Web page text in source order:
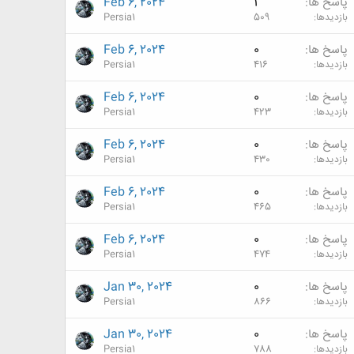
بازدیدها 509
Persia1
پاسخ ها 0
بازدیدها 416
Feb 6, 2024
Persia1
پاسخ ها 0
بازدیدها 423
Feb 6, 2024
Persia1
پاسخ ها 0
بازدیدها 430
Feb 6, 2024
Persia1
پاسخ ها 0
بازدیدها 465
Feb 6, 2024
Persia1
پاسخ ها 0
بازدیدها 474
Feb 6, 2024
Persia1
پاسخ ها 0
بازدیدها 866
Jan 30, 2024
Persia1
پاسخ ها 0
بازدیدها 788
Jan 30, 2024
Persia1